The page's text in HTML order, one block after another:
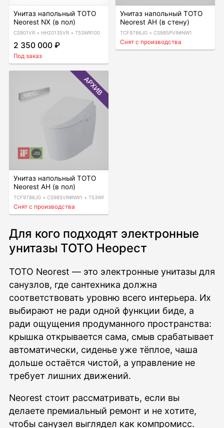
Унитаз напольный TOTO
Neorest NX (в пол)
CS901VR + HH20135VR + T53WR100
2 350 000 ₽
Под заказ
Унитаз напольный TOTO
Neorest AH (в стену)
TCF9786JG + CS985PVR#NW1
Снят с производства
АРХИВ
Унитаз напольный TOTO
Neorest AH (в пол)
TCF9786JG + CS985VR#NW1 + T53WR100
Снят с производства
Для кого подходят электронные
унитазы ТОТО Неорест
TOTO Neorest — это электронные унитазы для
санузлов, где сантехника должна
соответствовать уровню всего интерьера. Их
выбирают не ради одной функции биде, а
ради ощущения продуманного пространства:
крышка открывается сама, смыв срабатывает
автоматически, сиденье уже тёплое, чаша
дольше остаётся чистой, а управление не
требует лишних движений.
Neorest стоит рассматривать, если вы
делаете премиальный ремонт и не хотите,
чтобы санузел выглядел как компромисс.